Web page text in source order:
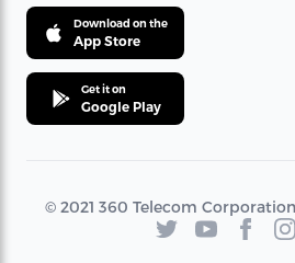
Download on the
App Store
Get it on
Google Play
© 2021 360 Telecom